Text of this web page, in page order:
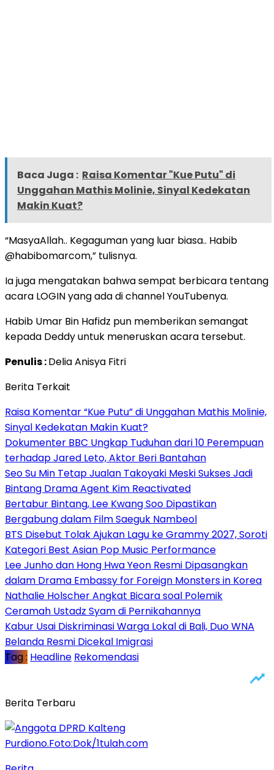
Baca Juga : Raisa Komentar "Kue Putu" di
Unggahan Mathis Molinie, Sinyal Kedekatan
Makin Kuat?
“MasyaAllah.. Kegaguman yang luar biasa.. Habib
@habibomarcom,” tulisnya.
Ia juga mengatakan bahwa sempat berbicara tentang
acara LOGIN yang ada di channel YouTubenya.
Habib Umar Bin Hafidz pun memberikan semangat
kepada Deddy untuk meneruskan acara tersebut.
Penulis :Delia Anisya Fitri
Berita Terkait
Raisa Komentar “Kue Putu” di Unggahan Mathis Molinie,
Sinyal Kedekatan Makin Kuat?
Dokumenter BBC Ungkap Tuduhan dari 10 Perempuan
terhadap Jared Leto, Aktor Beri Bantahan
Seo Su Min Tetap Jualan Takoyaki Meski Sukses Jadi
Bintang Drama Agent Kim Reactivated
Bertabur Bintang, Lee Kwang Soo Dipastikan
Bergabung dalam Film Saeguk Nambeol
BTS Disebut Tolak Ajukan Lagu ke Grammy 2027, Soroti
Kategori Best Asian Pop Music Performance
Lee Junho dan Hong Hwa Yeon Resmi Dipasangkan
dalam Drama Embassy for Foreign Monsters in Korea
Nathalie Holscher Angkat Bicara soal Polemik
Ceramah Ustadz Syam di Pernikahannya
Kabur Usai Diskriminasi Warga Lokal di Bali, Duo WNA
Belanda Resmi Dicekal Imigrasi
Tag : Headline Rekomendasi
Berita Terbaru